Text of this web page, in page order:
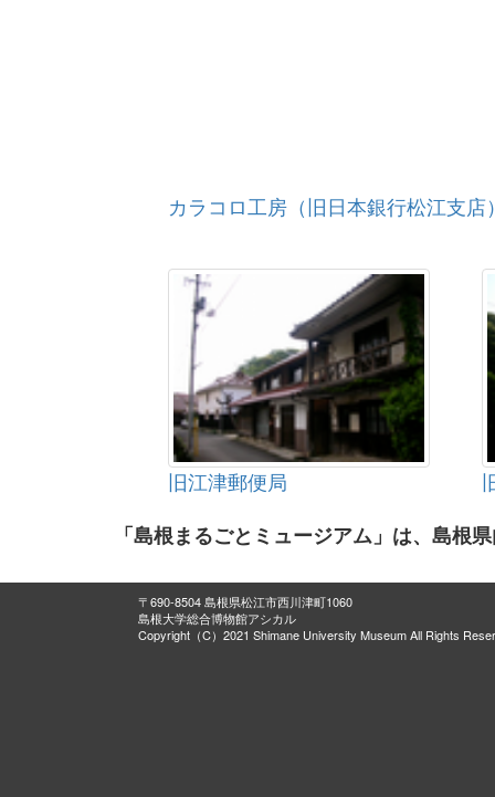
カラコロ工房（旧日本銀行松江支店
旧江津郵便局
「島根まるごとミュージアム」は、島根
〒690-8504 島根県松江市西川津町1060
島根大学総合博物館アシカル
Copyright（C）2021 Shimane University Museum All Rights